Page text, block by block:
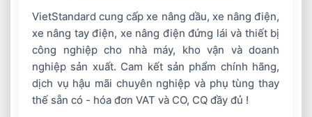
VietStandard cung cấp xe nâng dầu, xe nâng điện,
xe nâng tay điện, xe nâng điện đứng lái và thiết bị
công nghiệp cho nhà máy, kho vận và doanh
nghiệp sản xuất. Cam kết sản phẩm chính hãng,
dịch vụ hậu mãi chuyên nghiệp và phụ tùng thay
thế sẵn có - hóa đơn VAT và CO, CQ đầy đủ !